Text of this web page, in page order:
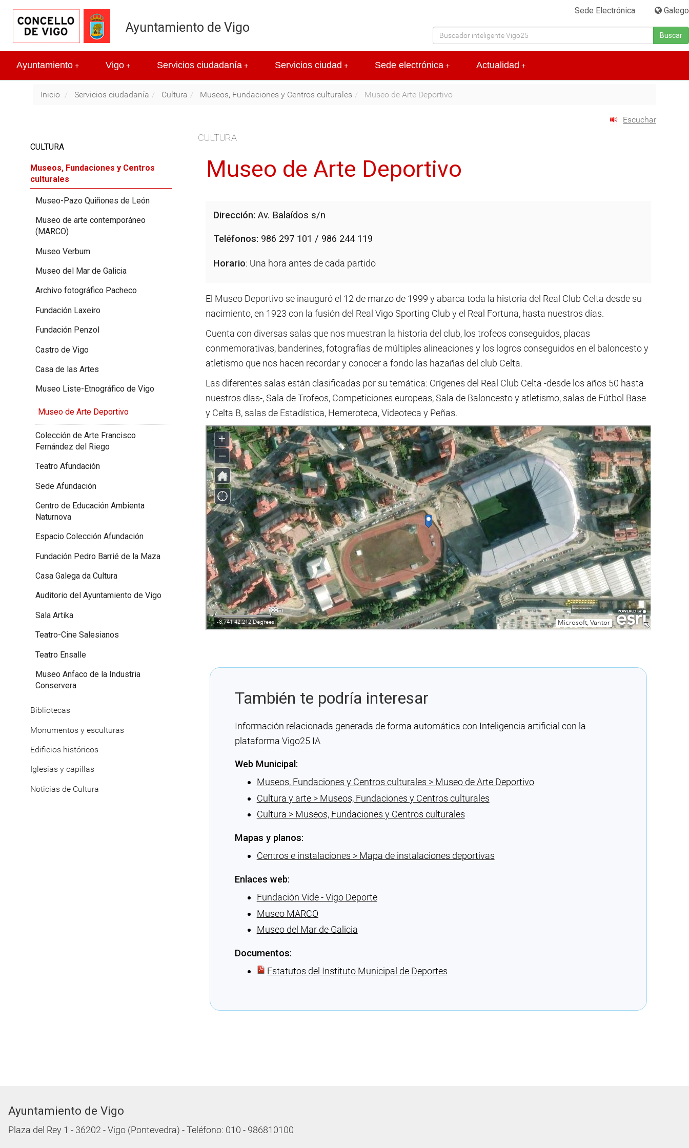
Sede Electrónica Galego
Buscar
Ayuntamiento de Vigo
+
Ayuntamiento +
Vigo +
Servicios ciudadanía +
Servicios ciudad +
Sede electrónica +
Actualidad
Inicio Servicios ciudadanía Cultura Museos, Fundaciones y Centros culturales Museo de Arte Deportivo
Escuchar
CULTURA
Museo de Arte Deportivo
Dirección: Av. Balaídos s/n
Teléfonos: 986 297 101 / 986 244 119
Horario: Una hora antes de cada partido
El Museo Deportivo se inauguró el 12 de marzo de 1999 y abarca toda la historia del Real Club Celta desde su
nacimiento, en 1923 con la fusión del Real Vigo Sporting Club y el Real Fortuna, hasta nuestros días.
Cuenta con diversas salas que nos muestran la historia del club, los trofeos conseguidos, placas
conmemorativas, banderines, fotografías de múltiples alineaciones y los logros conseguidos en el baloncesto y
atletismo que nos hacen recordar y conocer a fondo las hazañas del club Celta.
Las diferentes salas están clasificadas por su temática: Orígenes del Real Club Celta -desde los años 50 hasta
nuestros días-, Sala de Trofeos, Competiciones europeas, Sala de Baloncesto y atletismo, salas de Fútbol Base
y Celta B, salas de Estadística, Hemeroteca, Videoteca y Peñas.
También te podría interesar
Información relacionada generada de forma automática con Inteligencia artificial con la
plataforma Vigo25 IA
Web Municipal:
Museos, Fundaciones y Centros culturales > Museo de Arte Deportivo
Cultura y arte > Museos, Fundaciones y Centros culturales
Cultura > Museos, Fundaciones y Centros culturales
Mapas y planos:
Centros e instalaciones > Mapa de instalaciones deportivas
Enlaces web:
Fundación Vide - Vigo Deporte
Museo MARCO
Museo del Mar de Galicia
Documentos:
Estatutos del Instituto Municipal de Deportes
CULTURA
Museos, Fundaciones y Centros
culturales
Museo-Pazo Quiñones de León
Museo de arte contemporáneo
(MARCO)
Museo Verbum
Museo del Mar de Galicia
Archivo fotográfico Pacheco
Fundación Laxeiro
Fundación Penzol
Castro de Vigo
Casa de las Artes
Museo Liste-Etnográfico de Vigo
Museo de Arte Deportivo
Colección de Arte Francisco
Fernández del Riego
Teatro Afundación
Sede Afundación
Centro de Educación Ambienta
Naturnova
Espacio Colección Afundación
Fundación Pedro Barrié de la Maza
Casa Galega da Cultura
Auditorio del Ayuntamiento de Vigo
Sala Artika
Teatro-Cine Salesianos
Teatro Ensalle
Museo Anfaco de la Industria
Conservera
Bibliotecas
Monumentos y esculturas
Edificios históricos
Iglesias y capillas
Noticias de Cultura
Ayuntamiento de Vigo
Plaza del Rey 1 - 36202 - Vigo (Pontevedra) - Teléfono: 010 - 986810100